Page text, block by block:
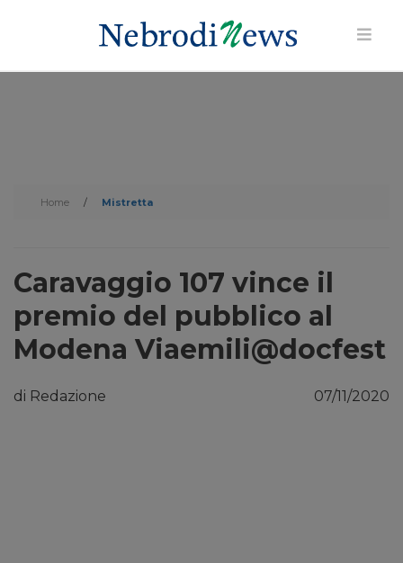
Home / Mistretta
Caravaggio 107 vince il
premio del pubblico al
Modena Viaemili@docfest
di Redazione 07/11/2020